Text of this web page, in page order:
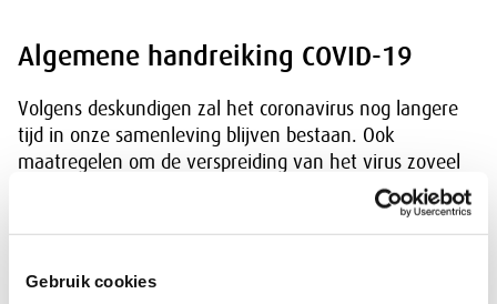
Gebruik cookies
Algemene handreiking COVID-19
Volgens deskundigen zal het coronavirus nog langere
tijd in onze samenleving blijven bestaan. Ook
maatregelen om de verspreiding van het virus zoveel
mogelijk te beperken zullen we daarom waarschijnlijk
nog langere tijd moeten nemen. Dat zal ook blijven
gelden op het moment dat de overheid de landelijke